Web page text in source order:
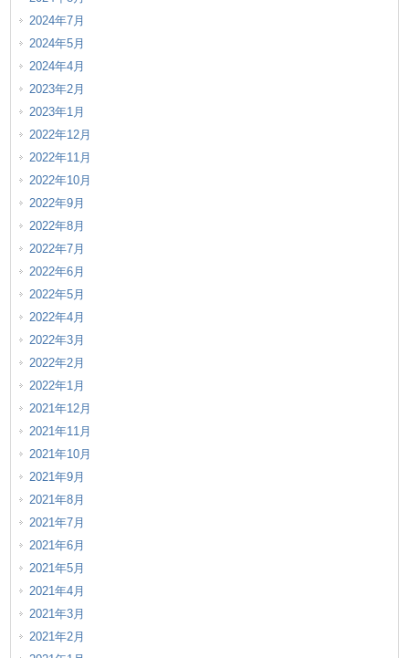
2024年7月
2024年5月
2024年4月
2023年2月
2023年1月
2022年12月
2022年11月
2022年10月
2022年9月
2022年8月
2022年7月
2022年6月
2022年5月
2022年4月
2022年3月
2022年2月
2022年1月
2021年12月
2021年11月
2021年10月
2021年9月
2021年8月
2021年7月
2021年6月
2021年5月
2021年4月
2021年3月
2021年2月